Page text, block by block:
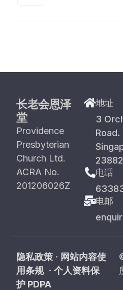
长老会恩泽
堂
Providence
Presbyterian
Church Ltd.
ACRA No.
201206026Z
地址
3
Road.
电话
电邮
隐私政策 · 网站内容使
用条规·个人资料保
护 PDPA